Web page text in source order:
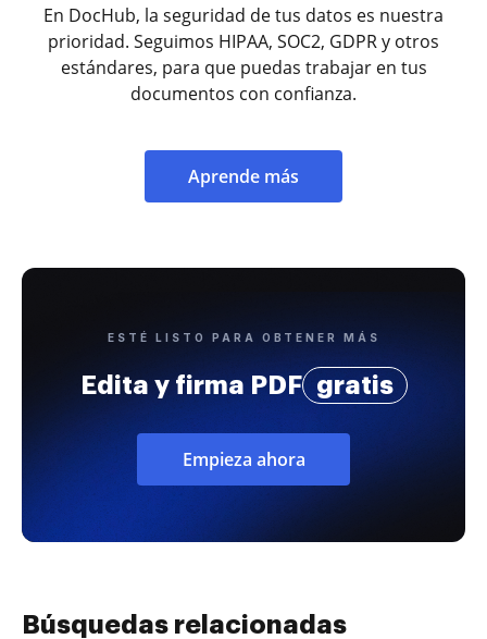
En DocHub, la seguridad de tus datos es nuestra
prioridad. Seguimos HIPAA, SOC2, GDPR y otros
estándares, para que puedas trabajar en tus
documentos con confianza.
Aprende más
ESTÉ LISTO PARA OBTENER MÁS
Edita y firma PDF gratis
Empieza ahora
Búsquedas relacionadas